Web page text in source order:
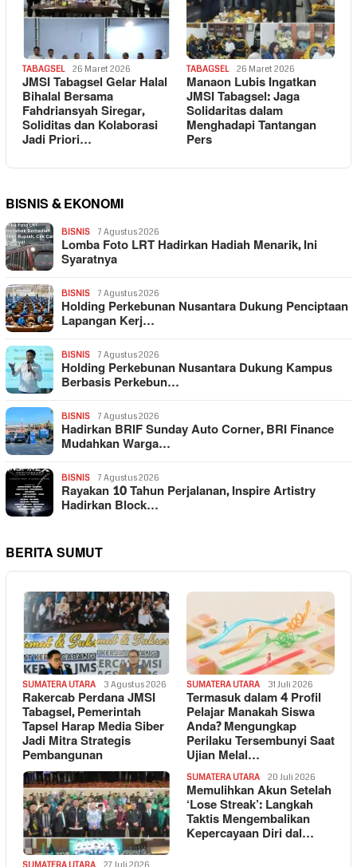
TABAGSEL 26 Maret 2026
JMSI Tabagsel Gelar Halal
Bihalal Bersama
Fahdriansyah Siregar,
Soliditas dan Kolaborasi
Jadi Priori…
TABAGSEL 26 Maret 2026
Manaon Lubis Ingatkan
JMSI Tabagsel: Jaga
Solidaritas dalam
Menghadapi Tantangan
Pers
BISNIS & EKONOMI
BISNIS 7 Agustus 2026
Lomba Foto LRT Hadirkan Hadiah Menarik, Ini
Syaratnya
BISNIS 7 Agustus 2026
Holding Perkebunan Nusantara Dukung Penciptaan
Lapangan Kerj…
BISNIS 7 Agustus 2026
Holding Perkebunan Nusantara Dukung Kampus
Berbasis Perkebun…
BISNIS 7 Agustus 2026
Hadirkan BRIF Sunday Auto Corner, BRI Finance
Mudahkan Warga…
BISNIS 7 Agustus 2026
Rayakan 10 Tahun Perjalanan, Inspire Artistry
Hadirkan Block…
BERITA SUMUT
SUMATERA UTARA 3 Agustus 2026
Rakercab Perdana JMSI
Tabagsel, Pemerintah
Tapsel Harap Media Siber
Jadi Mitra Strategis
Pembangunan
SUMATERA UTARA 31 Juli 2026
Termasuk dalam 4 Profil
Pelajar Manakah Siswa
Anda? Mengungkap
Perilaku Tersembunyi Saat
Ujian Melal…
SUMATERA UTARA 20 Juli 2026
Memulihkan Akun Setelah
‘Lose Streak’: Langkah
Taktis Mengembalikan
Kepercayaan Diri dal…